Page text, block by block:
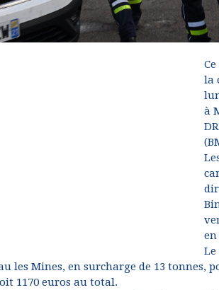
la
à
en
les Mines, en surcharge de 13 tonnes,
1170 euros au total.